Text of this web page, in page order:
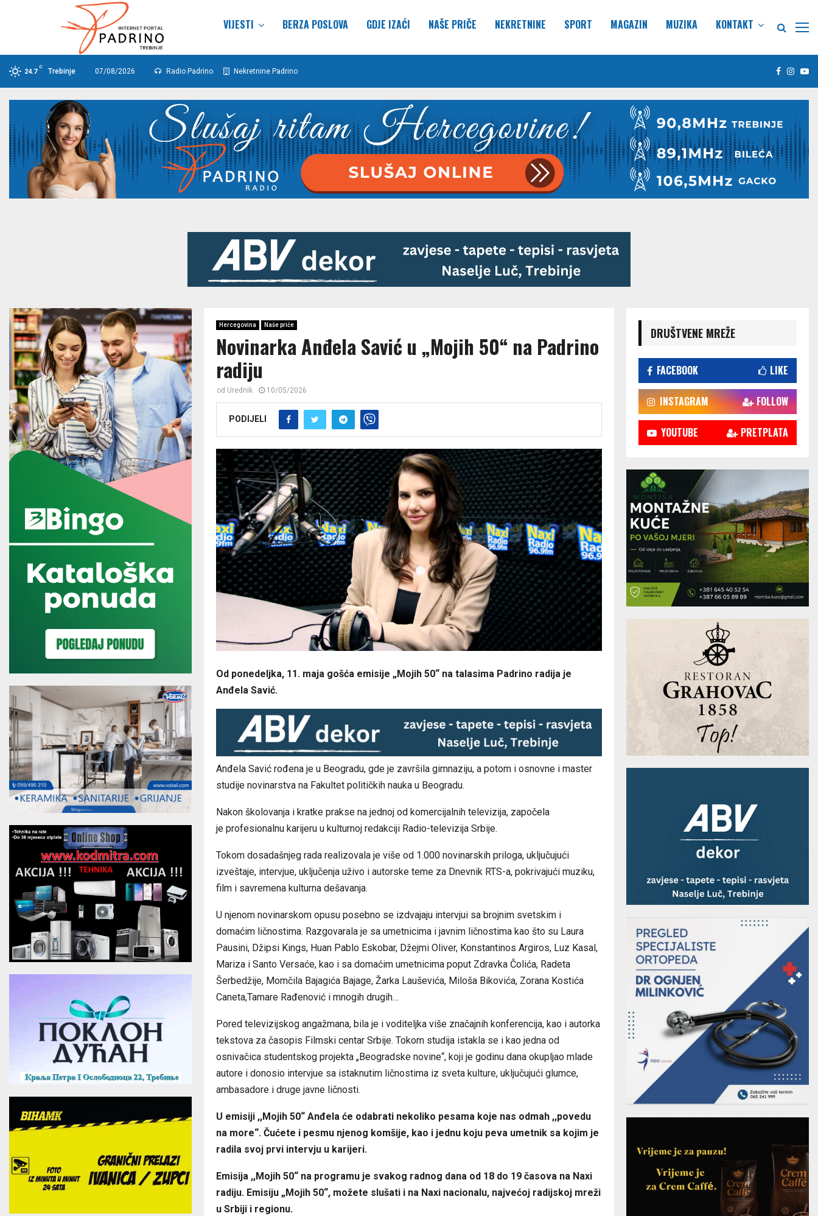
VIJESTI BERZA POSLOVA GDJE IZAĆI NAŠE PRIČE NEKRETNINE SPORT MAGAZIN MUZIKA KONTAKT
24.7
C
Trebinje 07/08/2026 Radio Padrino Nekretnine Padrino Facebook
Hercegovina Naše priče
Novinarka Anđela Savić u „Mojih 50“ na Padrino
radiju
od Urednik 10/05/2026
PODIJELI
Od ponedeljka, 11. maja gošća emisije „Mojih 50“ na talasima Padrino radija je
Anđela Savić.
Anđela Savić rođena je u Beogradu, gde je završila gimnaziju, a potom i osnovne i master
studije novinarstva na Fakultet političkih nauka u Beogradu.
Nakon školovanja i kratke prakse na jednoj od komercijalnih televizija, započela
je profesionalnu karijeru u kulturnoj redakciji Radio-televizija Srbije.
Tokom dosadašnjeg rada realizovala je više od 1.000 novinarskih priloga, uključujući
izveštaje, intervjue, uključenja uživo i autorske teme za Dnevnik RTS-a, pokrivajući muziku,
film i savremena kulturna dešavanja.
U njenom novinarskom opusu posebno se izdvajaju intervjui sa brojnim svetskim i
domaćim ličnostima. Razgovarala je sa umetnicima i javnim ličnostima kao što su Laura
Pausini, Džipsi Kings, Huan Pablo Eskobar, Džejmi Oliver, Konstantinos Argiros, Luz Kasal,
Mariza i Santo Versaće, kao i sa domaćim umetnicima poput Zdravka Čolića, Radeta
Šerbedžije, Momčila Bajagića Bajage, Žarka Lauševića, Miloša Bikovića, Zorana Kostića
Caneta,Tamare Rađenović i mnogih drugih…
Pored televizijskog angažmana, bila je i voditeljka više značajnih konferencija, kao i autorka
tekstova za časopis Filmski centar Srbije. Tokom studija istakla se i kao jedna od
osnivačica studentskog projekta „Beogradske novine“, koji je godinu dana okupljao mlade
autore i donosio intervjue sa istaknutim ličnostima iz sveta kulture, uključujući glumce,
ambasadore i druge javne ličnosti.
U emisiji ,,Mojih 50“ Anđela će odabrati nekoliko pesama koje nas odmah ,,povedu
na more“. Čućete i pesmu njenog komšije, kao i jednu koju peva umetnik sa kojim je
radila svoj prvi intervju u karijeri.
Emisija ,,Mojih 50“ na programu je svakog radnog dana od 18 do 19 časova na Naxi
radiju. Emisiju „Mojih 50“, možete slušati i na Naxi nacionalu, najvećoj radijskoj mreži
u Srbiji i regionu.
DRUŠTVENE MREŽE
FACEBOOK LIKE
INSTAGRAM FOLLOW
YOUTUBE PRETPLATA